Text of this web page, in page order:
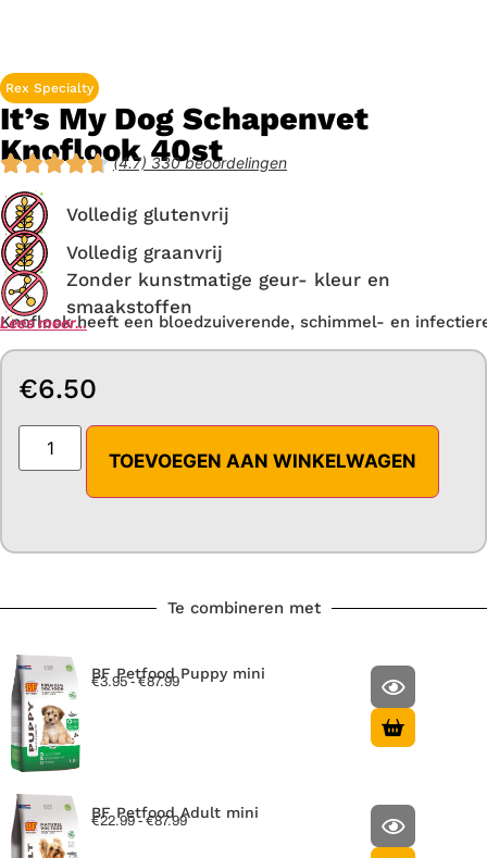
Rex Specialty
It’s My Dog Schapenvet
Knoflook 40st
(4.7) 330 beoordelingen
Volledig glutenvrij
Volledig graanvrij
Zonder kunstmatige geur- kleur en
smaakstoffen
Knoflook heeft een bloedzuiverende, schimmel- en
Lees meer…
€6.50
TOEVOEGEN AAN WINKELWAGEN
Te combineren met
BF Petfood Puppy mini
€3.95 - €87.99
BF Petfood Adult mini
€22.99 - €87.99